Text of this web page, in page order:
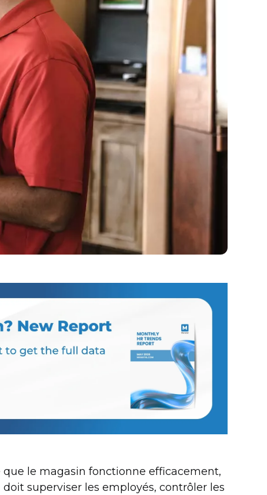
le magasin fonctionne efficacement,
superviser les employés, contrôler les